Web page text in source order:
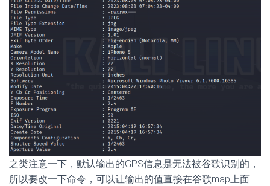
之类注意一下，默认输出的GPS信息是无法被谷歌识别的，
所以要改一下命令，可以让输出的值直接在谷歌map上面